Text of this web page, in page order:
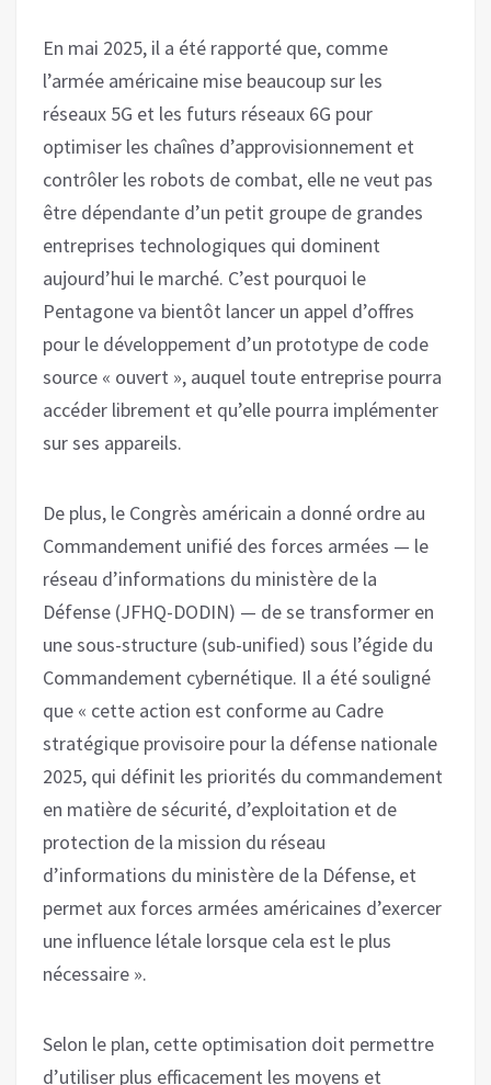
En mai 2025, il a été rapporté que, comme
l’armée américaine mise beaucoup sur les
réseaux 5G et les futurs réseaux 6G pour
optimiser les chaînes d’approvisionnement et
contrôler les robots de combat, elle ne veut pas
être dépendante d’un petit groupe de grandes
entreprises technologiques qui dominent
aujourd’hui le marché. C’est pourquoi le
Pentagone va bientôt lancer un appel d’offres
pour le développement d’un prototype de code
source « ouvert », auquel toute entreprise pourra
accéder librement et qu’elle pourra implémenter
sur ses appareils.
De plus, le Congrès américain a donné ordre au
Commandement unifié des forces armées — le
réseau d’informations du ministère de la
Défense (JFHQ-DODIN) — de se transformer en
une sous-structure (sub-unified) sous l’égide du
Commandement cybernétique. Il a été souligné
que « cette action est conforme au Cadre
stratégique provisoire pour la défense nationale
2025, qui définit les priorités du commandement
en matière de sécurité, d’exploitation et de
protection de la mission du réseau
d’informations du ministère de la Défense, et
permet aux forces armées américaines d’exercer
une influence létale lorsque cela est le plus
nécessaire ».
Selon le plan, cette optimisation doit permettre
d’utiliser plus efficacement les moyens et